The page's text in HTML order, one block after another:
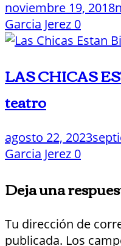
noviembre 19, 2018
Garcia Jerez 0
LAS CHICAS
teatro
agosto 22, 2023
Garcia Jerez 0
Deja una
Tu dirección de
publicada. Los